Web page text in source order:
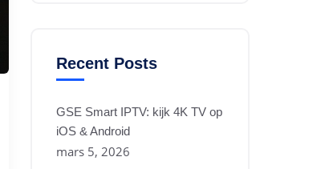
Recent Posts
GSE Smart IPTV: kijk 4K TV op
iOS & Android
mars 5, 2026